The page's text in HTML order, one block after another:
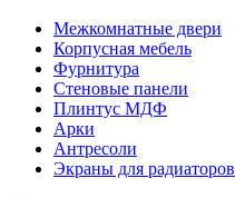
Межкомнатные двери
Корпусная мебель
Фурнитура
Стеновые панели
Плинтус МДФ
Арки
Антресоли
Экраны для радиаторов